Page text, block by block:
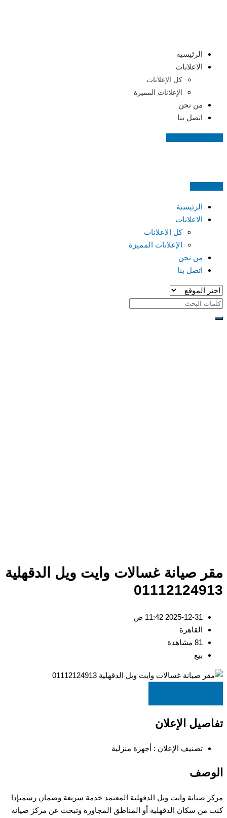
الرئيسية
الاعلانات
كل الإعلانات
الإعلانات المميزة
من نحن
اتصل بنا
الرئيسية
الاعلانات
كل الإعلانات
الإعلانات المميزة
من نحن
اتصل بنا
مقر صيانة غسالات وايت ويل الدقهلية
01112124913
2025-12-31 11:42 ص
القاهرة
81 مشاهدة
بيع
تفاصيل الإعلان
تصنيف الإعلان : أجهزة منزلية
الوصف
مركز صيانة وايت ويل الدقهلية المعتمد خدمة سريعة وضمان رسميإذا
كنت من سكان الدقهلية أو المناطق المجاورة وتبحث عن مركز صيانه